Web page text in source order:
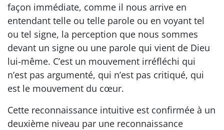
façon immédiate, comme il nous arrive en
entendant telle ou telle parole ou en voyant tel
ou tel signe, la perception que nous sommes
devant un signe ou une parole qui vient de Dieu
lui-même. C’est un mouvement irréfléchi qui
n’est pas argumenté, qui n’est pas critiqué, qui
est le mouvement du cœur.
Cette reconnaissance intuitive est confirmée à un
deuxième niveau par une reconnaissance